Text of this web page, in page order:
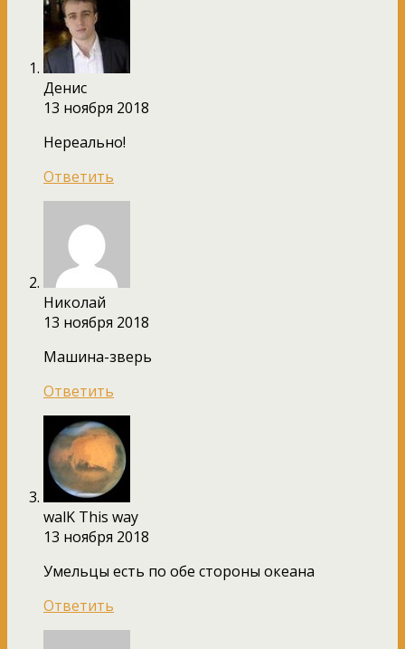
Денис
13 ноября 2018
Нереально!
Ответить
Николай
13 ноября 2018
Машина-зверь
Ответить
walK This way
13 ноября 2018
Умельцы есть по обе стороны океана
Ответить